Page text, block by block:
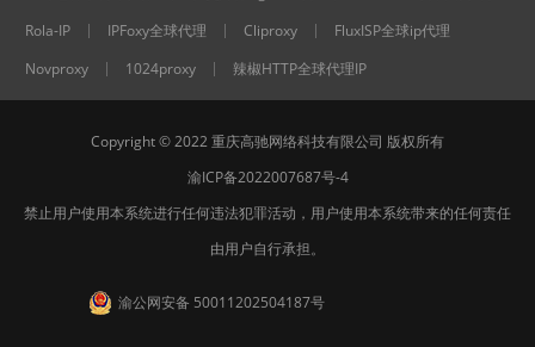
Rola-IP
IPFoxy全球代理 Cliproxy
FluxISP全球ip代理
Novproxy
1024proxy 辣椒HTTP全球代理IP
Copyright © 2022 重庆高驰网络科技有限公司 版权所有
渝ICP备2022007687号-4
禁止用户使用本系统进行任何违法犯罪活动，用户使用本系统带来的任何责任
由用户自行承担。
渝公网安备 50011202504187号